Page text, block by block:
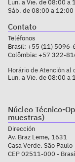
Lun. a Vie. de 08:00 a
Sáb. de 08:00 a 12:00
Horário de Atención al
Lun. a Vie. de 08:00 a
Contato
Teléfonos
Brasil: +55 (11) 5096-
Colômbia: +57 322-
Núcleo Técnico-
muestras)
Dirección
Av. Braz Leme, 1631
Casa Verde, São Paulo
CEP 02511-000 -